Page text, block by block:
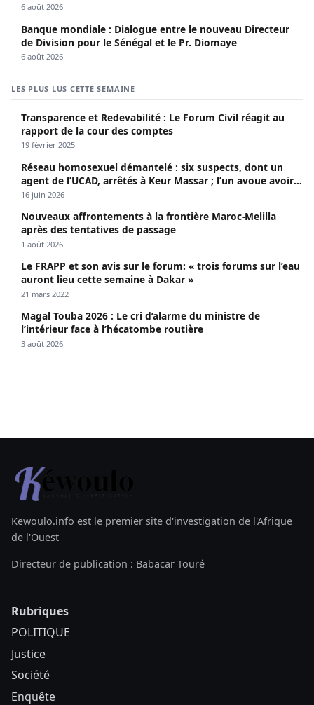
6 août 2026
Banque mondiale : Dialogue entre le nouveau Directeur
de Division pour le Sénégal et le Pr. Diomaye
6 août 2026
LES PLUS LUS CETTE SEMAINE
Transparence et Redevabilité : Le Forum Civil réagit au
rapport de la cour des comptes
19 février 2025
Réseau homosexuel démantelé : six suspects, dont un
agent de l’UCAD, arrêtés à Keur Massar ; l’un avoue avoir
propagé le VIH depuis 2018
16 juin 2026
Nouveaux affrontements à la frontière Maroc-Melilla
après des tentatives de passage
1 août 2026
Le FRAPP et son avis sur le forum: « trois forums sur l’eau
auront lieu cette semaine à Dakar »
21 mars 2022
Magal Touba 2026 : Le cri d’alarme du ministre de
l’intérieur face à l’hécatombe routière
3 août 2026
Kewoulo.info est le premier site d'investigation de l'Afrique
de l'Ouest
Directeur de publication : Babacar Touré
Rubriques
POLITIQUE
Justice
Société
Enquête